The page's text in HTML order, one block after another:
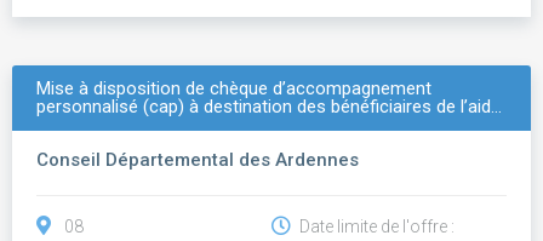
Mise à disposition de chèque d’accompagnement
personnalisé (cap) à destination des bénéficiaires de l’aid…
Conseil Départemental des Ardennes
08
Date limite de l'offre :